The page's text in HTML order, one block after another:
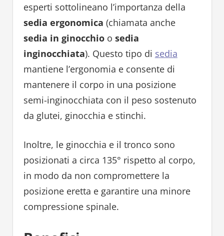
esperti sottolineano l’importanza della
sedia ergonomica (chiamata anche
sedia in ginocchioo sedia
inginocchiata). Questo tipo di sedia
mantiene l’ergonomia e consente di
mantenere il corpo in una posizione
semi-inginocchiata con il peso sostenuto
da glutei, ginocchia e stinchi.
Inoltre, le ginocchia e il tronco sono
posizionati a circa 135° rispetto al corpo,
in modo da non compromettere la
posizione eretta e garantire una minore
compressione spinale.